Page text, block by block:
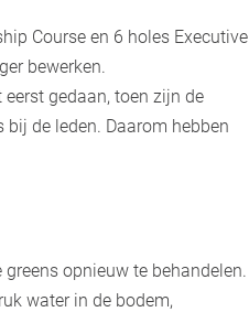
Course en 6 holes Executive
bewerken.
gedaan, toen zijn de
de leden. Daarom hebben
opnieuw te behandelen.
water in de bodem,